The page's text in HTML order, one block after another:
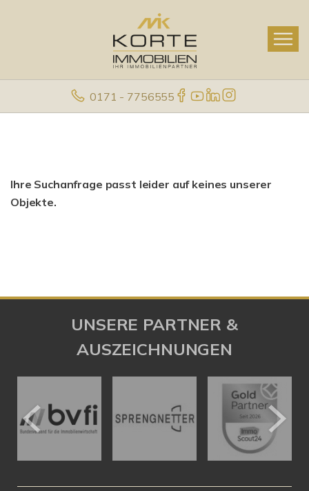
0171 - 7756555
Ihre Suchanfrage passt leider auf keines unserer
Objekte.
UNSERE PARTNER &
AUSZEICHNUNGEN